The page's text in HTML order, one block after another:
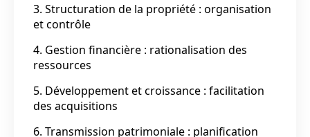
3. Structuration de la propriété : organisation
et contrôle
4. Gestion financière : rationalisation des
ressources
5. Développement et croissance : facilitation
des acquisitions
6. Transmission patrimoniale : planification